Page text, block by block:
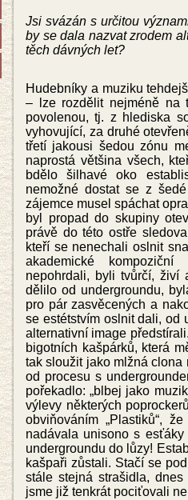
Jsi svázán s určitou
by se dala nazvat zrodem
těch dávných let?
Hudebníky a muziku
– lze rozdělit nejméně na
povolenou, tj. z hlediska
vyhovující, za druhé
třetí jakousi šedou zónu
naprostá většina všech,
bdělo šilhavé oko
nemožné dostat se z
zájemce musel spáchat
byl propad do skupiny
právě do této ostře
kteří se nenechali oslnit
akademické
nepohrdali, byli tvůrčí, živí
dělilo od undergroundu,
pro pár zasvěcených a
se estétstvím oslnit dali, od
alternativní image
bigotních kašpárků, která
tak sloužit jako mlžná
od procesu s
pořekadlo: „blbej jako
výlevy některých
obviňováním „Plastiků“,
nadávala unisono s
undergroundu do lůzy!
kašpaři zůstali. Stačí se
stále stejná strašidla,
jsme již tenkrát pociťovali